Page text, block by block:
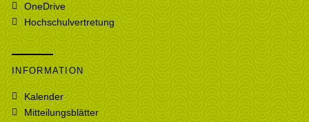
OneDrive
Hochschulvertretung
INFORMATION
Kalender
Mitteilungsblätter